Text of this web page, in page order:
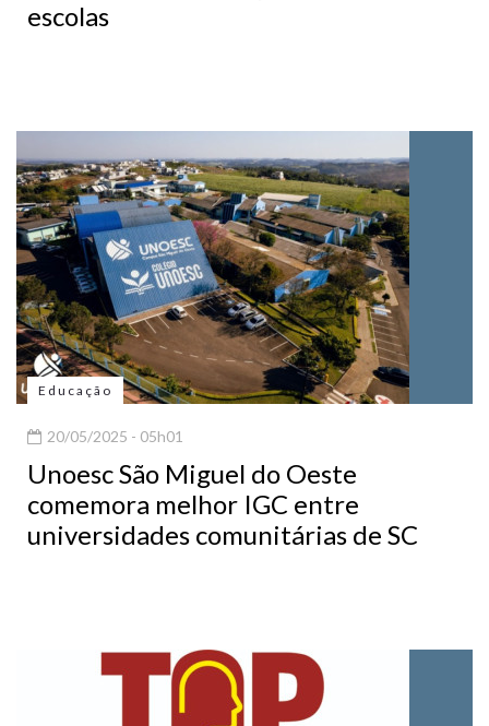
escolas
Educação
20/05/2025 - 05h01
Unoesc São Miguel do Oeste
comemora melhor IGC entre
universidades comunitárias de SC